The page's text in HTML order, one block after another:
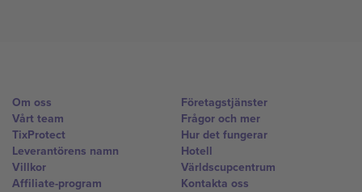
Om oss
Vårt team
TixProtect
Leverantörens namn
Villkor
Affiliate-program
Företagstjänster
Frågor och mer
Hur det fungerar
Hotell
Världscupcentrum
Kontakta oss